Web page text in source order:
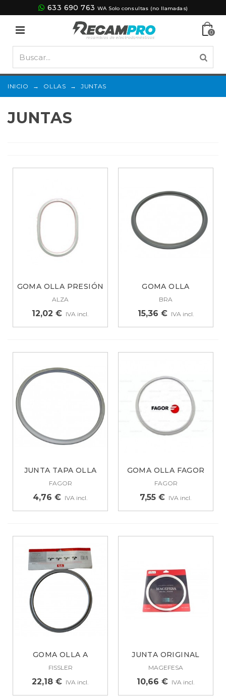
633 690 763 WA Solo consultas (no llamadas)
0
INICIO → OLLAS → JUNTAS
JUNTAS
GOMA OLLA PRESIÓN
SUPERRAPIDA...
ALZA
12,02 € IVA incl.
GOMA OLLA
ORIGINAL BRA
BRA
15,36 € IVA incl.
JUNTA TAPA OLLA
FAGOR...
FAGOR
4,76 € IVA incl.
GOMA OLLA FAGOR
RAPID XPRESS 25...
FAGOR
7,55 € IVA incl.
GOMA OLLA A
PRESIÓN FISSLER...
FISSLER
22,18 € IVA incl.
JUNTA ORIGINAL
OLLA MAGEFESA...
MAGEFESA
10,66 € IVA incl.